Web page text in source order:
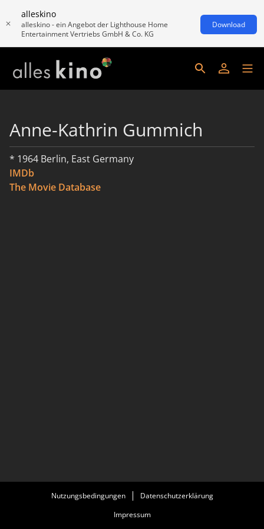
alleskino
alleskino - ein Angebot der Lighthouse Home
Entertainment Vertriebs GmbH & Co. KG
Download
Anne-Kathrin Gummich
* 1964 Berlin, East Germany
IMDb
The Movie Database
Nutzungsbedingungen
Datenschutzerklärung
Impressum